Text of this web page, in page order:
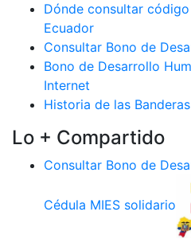
Dónde consultar
Ecuador
Consultar Bono de
Bono de Desarrollo
Internet
Historia de las
Lo + Compartido
Consultar Bono de
Cédula MIES solidario